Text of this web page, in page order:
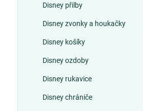
Disney přilby
Disney zvonky a houkačky
Disney košíky
Disney ozdoby
Disney rukavice
Disney chrániče